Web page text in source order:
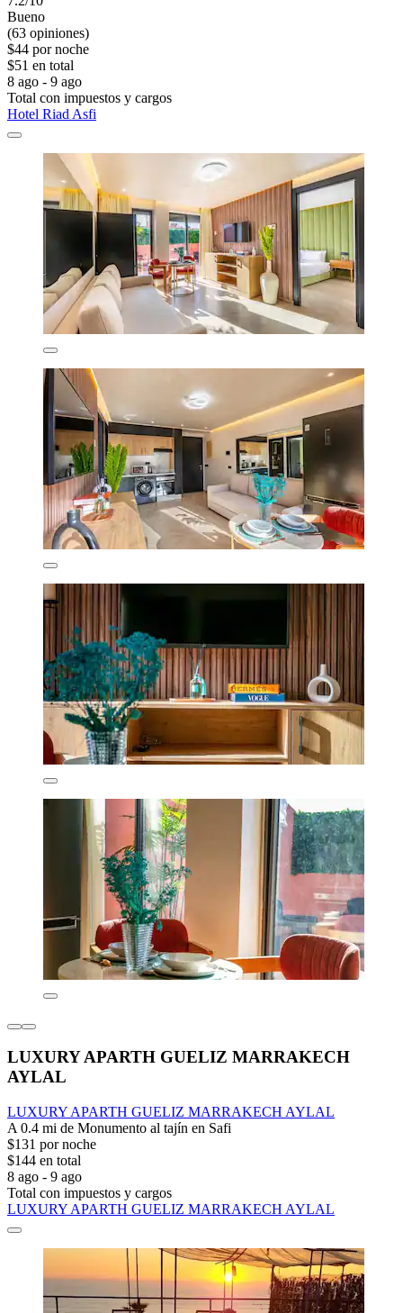
Bueno
(63 opiniones)
$44 por noche
$51 en total
8 ago - 9 ago
Total con impuestos y cargos
Hotel Riad Asfi
LUXURY APARTH GUELIZ MARRAKECH
AYLAL
LUXURY APARTH GUELIZ MARRAKECH AYLAL
A 0.4 mi de Monumento al tajín en Safi
$131 por noche
$144 en total
8 ago - 9 ago
Total con impuestos y cargos
LUXURY APARTH GUELIZ MARRAKECH AYLAL